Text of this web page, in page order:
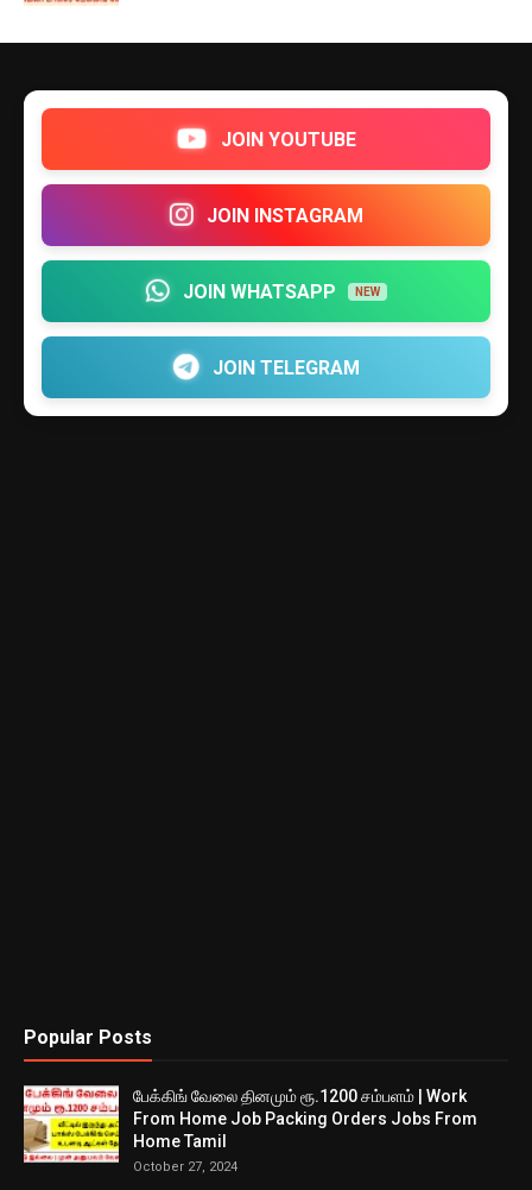
JOIN YOUTUBE
JOIN INSTAGRAM
JOIN WHATSAPP NEW
JOIN TELEGRAM
Popular Posts
பேக்கிங் வேலை தினமும் ரூ.1200 சம்பளம் | Work
From Home Job Packing Orders Jobs From
Home Tamil
October 27, 2024